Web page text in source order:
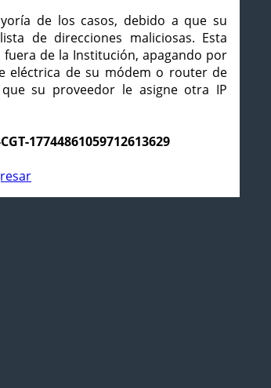
de los casos, debido a que su
de direcciones maliciosas. Esta
de la Institución, apagando por
eléctrica de su módem o router de
su proveedor le asigne otra IP
17744861059712613629